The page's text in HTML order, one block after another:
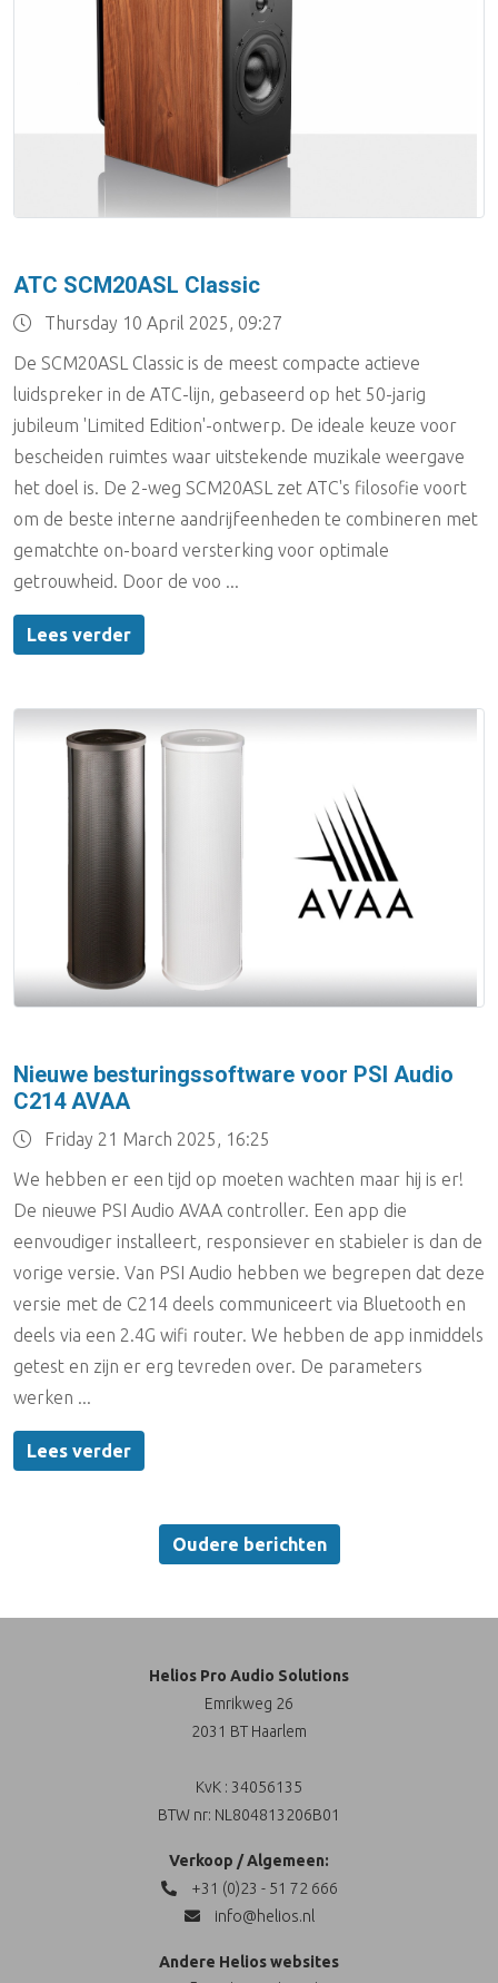
ATC SCM20ASL Classic
Thursday 10 April 2025, 09:27
De SCM20ASL Classic is de meest compacte actieve
luidspreker in de ATC-lijn, gebaseerd op het 50-jarig
jubileum 'Limited Edition'-ontwerp. De ideale keuze voor
bescheiden ruimtes waar uitstekende muzikale weergave
het doel is. De 2-weg SCM20ASL zet ATC's filosofie voort
om de beste interne aandrijfeenheden te combineren met
gematchte on-board versterking voor optimale
getrouwheid. Door de voo ...
Lees verder
Nieuwe besturingssoftware voor PSI Audio
C214 AVAA
Friday 21 March 2025, 16:25
We hebben er een tijd op moeten wachten maar hij is er!
De nieuwe PSI Audio AVAA controller. Een app die
eenvoudiger installeert, responsiever en stabieler is dan de
vorige versie. Van PSI Audio hebben we begrepen dat deze
versie met de C214 deels communiceert via Bluetooth en
deels via een 2.4G wifi router. We hebben de app inmiddels
getest en zijn er erg tevreden over. De parameters
werken ...
Lees verder
Oudere berichten
Helios Pro Audio Solutions
Emrikweg 26
2031 BT Haarlem
KvK : 34056135
BTW nr: NL804813206B01
Verkoop / Algemeen:
+31 (0)23 - 51 72 666
info@helios.nl
Andere Helios websites